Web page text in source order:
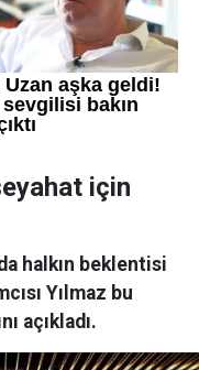
için
halkın beklentisi
Yılmaz bu
açıkladı.